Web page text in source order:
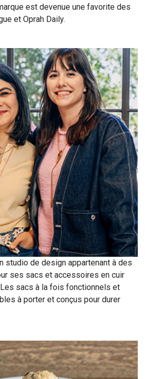
est devenue une favorite des
et Oprah Daily.
studio de design appartenant à des
ses sacs et accessoires en cuir
sacs à la fois fonctionnels et
à porter et conçus pour durer